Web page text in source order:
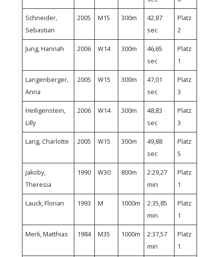
Schneider,
Sebastian
2005 M15 300m
42,87
sec
Platz
2
Jung, Hannah 2006 W14 300m
46,65
sec
Platz
1
Langenberger,
Anna
2005 W15 300m
47,01
sec
Platz
3
Heiligenstein,
Lilly
2006 W14 300m
48,83
sec
Platz
3
Lang, Charlotte 2005 W15 300m
49,88
sec
Platz
5
Jakoby,
Theresia
1990 W30 800m
2:29,27
min
Platz
1
Lauck, Florian 1993 M 1000m
2:35,85
min
Platz
1
Merk, Matthias 1984 M35 1000m
2:37,57
min
Platz
1